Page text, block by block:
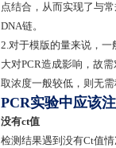
点结合，从而实现了与
DNA链。
2.对于模版的量来说，
大对PCR造成影响，故
取浓度一般较低，则无
PCR实验中应该
没有ct值
检测结果遇到没有Ct值